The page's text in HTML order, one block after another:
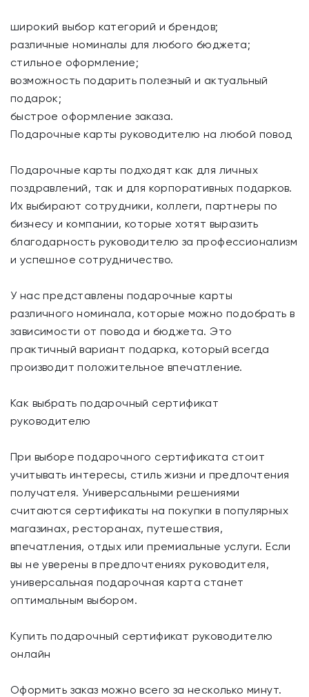
широкий выбор категорий и брендов;
различные номиналы для любого бюджета;
стильное оформление;
возможность подарить полезный и актуальный
подарок;
быстрое оформление заказа.
Подарочные карты руководителю на любой повод
Подарочные карты подходят как для личных
поздравлений, так и для корпоративных подарков.
Их выбирают сотрудники, коллеги, партнеры по
бизнесу и компании, которые хотят выразить
благодарность руководителю за профессионализм
и успешное сотрудничество.
У нас представлены подарочные карты
различного номинала, которые можно подобрать в
зависимости от повода и бюджета. Это
практичный вариант подарка, который всегда
производит положительное впечатление.
Как выбрать подарочный сертификат
руководителю
При выборе подарочного сертификата стоит
учитывать интересы, стиль жизни и предпочтения
получателя. Универсальными решениями
считаются сертификаты на покупки в популярных
магазинах, ресторанах, путешествия,
впечатления, отдых или премиальные услуги. Если
вы не уверены в предпочтениях руководителя,
универсальная подарочная карта станет
оптимальным выбором.
Купить подарочный сертификат руководителю
онлайн
Оформить заказ можно всего за несколько минут.